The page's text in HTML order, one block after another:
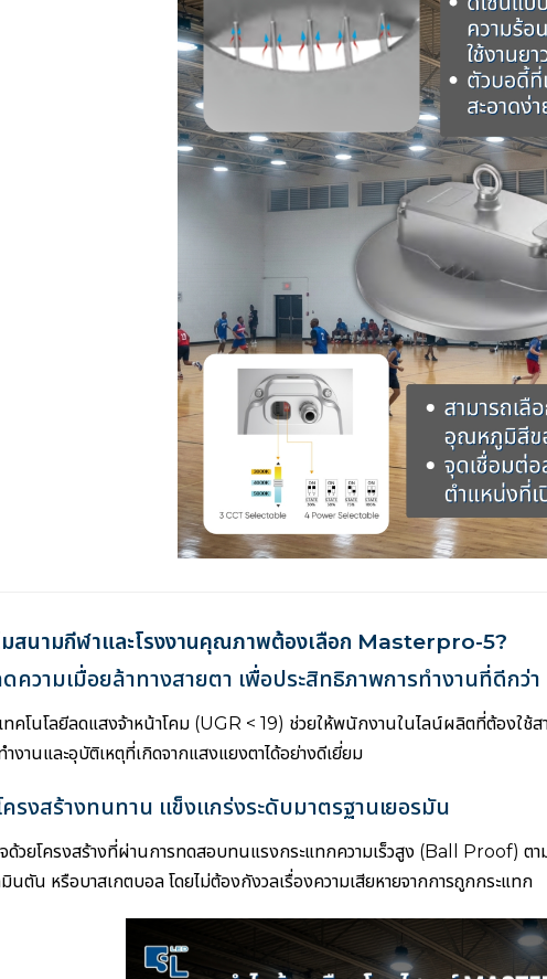
มสนามกีฬาและโรงงานคุณภาพต้องเลือก Masterpro-5?
ดความเมื่อยล้าทางสายตา เพื่อประสิทธิภาพการทำงานที่ดีกว่า
ทคโนโลยีลดแสงจ้าหน้าโคม (UGR < 19) ช่วยให้พนักงานในไลน์ผลิตที่ต้องใช้
ำงานและอุบัติเหตุที่เกิดจากแสงแยงตาได้อย่างดีเยี่ยม
ครงสร้างทนทาน แข็งแกร่งระดับมาตรฐานเยอรมัน
ด้วยโครงสร้างที่ผ่านการทดสอบทนแรงกระแทกความเร็วสูง (Ball Proof) ตา
นตัน หรือบาสเกตบอล โดยไม่ต้องกังวลเรื่องความเสียหายจากการถูกกระแทก